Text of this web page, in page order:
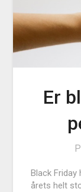
Er
Black
årets helt